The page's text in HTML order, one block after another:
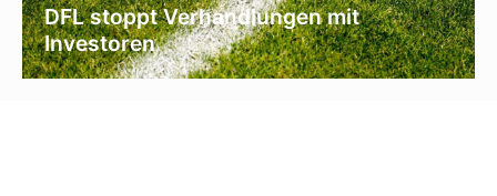
DFL stoppt Verhandlungen mit
Investoren